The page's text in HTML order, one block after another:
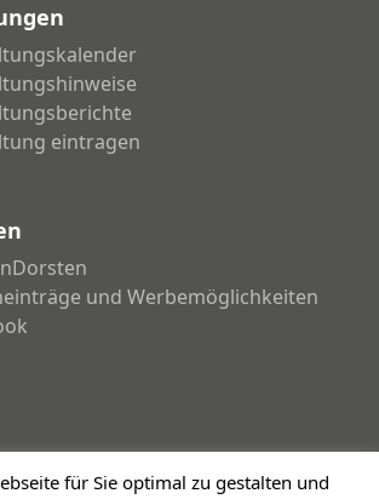
eintragen
und Werbemöglichkeiten
- meinDorsten.de - Informationen für
für Sie optimal zu gestalten und